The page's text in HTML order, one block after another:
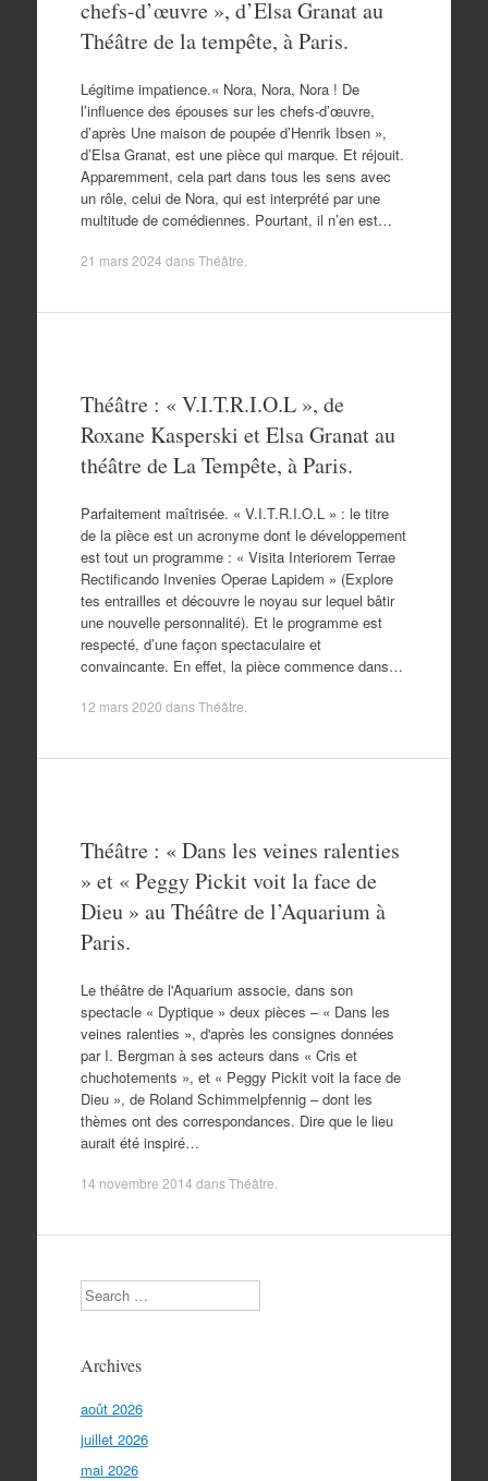
chefs-d’œuvre », d’Elsa Granat au
Théâtre de la tempête, à Paris.
Légitime impatience.« Nora, Nora, Nora ! De
l’influence des épouses sur les chefs-d’œuvre,
d’après Une maison de poupée d’Henrik Ibsen »,
d’Elsa Granat, est une pièce qui marque. Et réjouit.
Apparemment, cela part dans tous les sens avec
un rôle, celui de Nora, qui est interprété par une
multitude de comédiennes. Pourtant, il n’en est…
21 mars 2024 dansThéâtre
Théâtre : « V.I.T.R.I.O.L », de
Roxane Kasperski et Elsa Granat au
théâtre de La Tempête, à Paris.
Parfaitement maîtrisée. « V.I.T.R.I.O.L » : le titre
de la pièce est un acronyme dont le développement
est tout un programme : « Visita Interiorem Terrae
Rectificando Invenies Operae Lapidem » (Explore
tes entrailles et découvre le noyau sur lequel bâtir
une nouvelle personnalité). Et le programme est
respecté, d’une façon spectaculaire et
convaincante. En effet, la pièce commence dans…
12 mars 2020 dansThéâtre
Théâtre : « Dans les veines ralenties
» et « Peggy Pickit voit la face de
Dieu » au Théâtre de l’Aquarium à
Paris.
Le théâtre de l'Aquarium associe, dans son
spectacle « Dyptique » deux pièces – « Dans les
veines ralenties », d'après les consignes données
par I. Bergman à ses acteurs dans « Cris et
chuchotements », et « Peggy Pickit voit la face de
Dieu », de Roland Schimmelpfennig – dont les
thèmes ont des correspondances. Dire que le lieu
aurait été inspiré…
14 novembre 2014 dansThéâtre
Search
Archives
août 2026
juillet 2026
mai 2026